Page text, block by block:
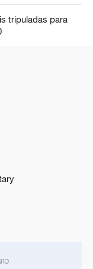
tripuladas para
ວ